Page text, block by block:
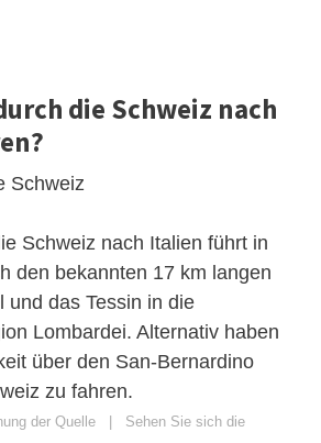
die Schweiz nach
Schweiz
Schweiz nach Italien führt in
den bekannten 17 km langen
und das Tessin in die
Lombardei. Alternativ haben
über den San-Bernardino
zu fahren.
der Quelle | Sehen Sie sich die